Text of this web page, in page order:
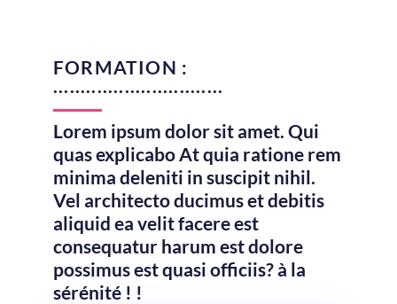
FORMATION :
...............................
Lorem ipsum dolor sit amet. Qui
quas explicabo At quia ratione rem
minima deleniti in suscipit nihil.
Vel architecto ducimus et debitis
aliquid ea velit facere est
consequatur harum est dolore
possimus est quasi officiis? à la
sérénité ! !